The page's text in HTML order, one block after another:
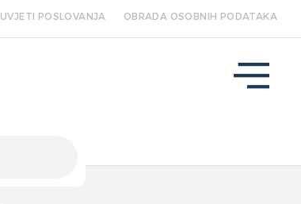
UVJETI POSLOVANJA OBRADA OSOBNIH PODATAKA